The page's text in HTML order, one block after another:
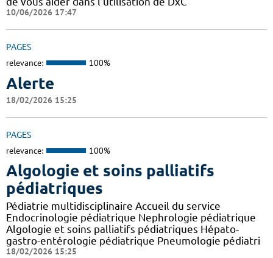
10/06/2026 17:47
PAGES
relevance: 100%
Alerte
18/02/2026 15:25
PAGES
relevance: 100%
Algologie et soins palliatifs
pédiatriques
Pédiatrie multidisciplinaire Accueil du service
Endocrinologie pédiatrique Nephrologie pédiatrique
Algologie et soins palliatifs pédiatriques Hépato-
gastro-entérologie pédiatrique Pneumologie pédiatri
18/02/2026 15:25